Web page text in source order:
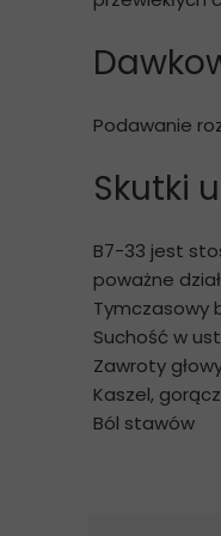
Podawanie
Skutki
B7-33 jest
poważne
Tymczasowy
Suchość w
Zawroty
Kaszel,
Ból stawów